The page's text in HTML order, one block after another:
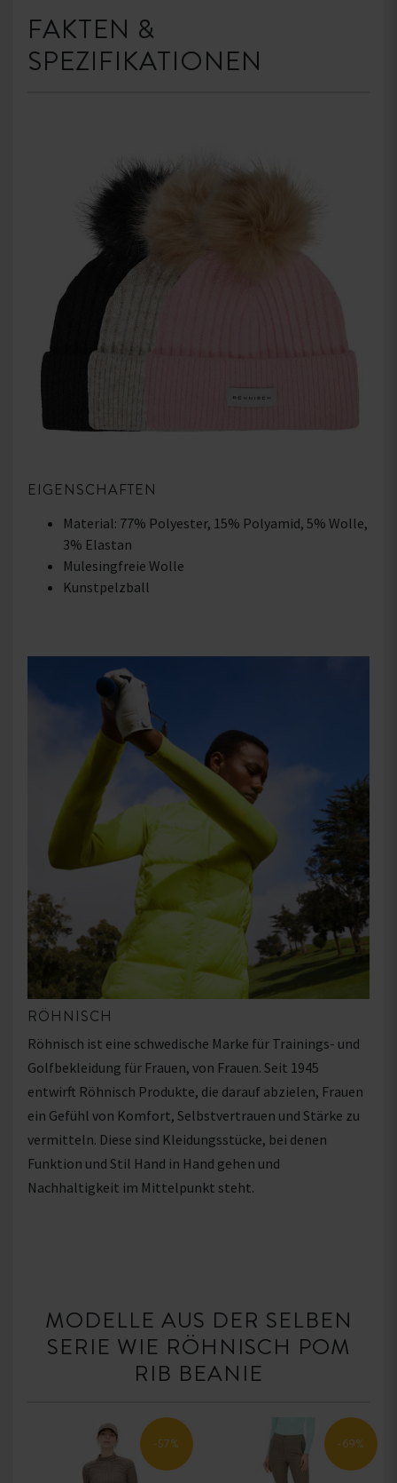
FAKTEN &
SPEZIFIKATIONEN
EIGENSCHAFTEN
Material: 77% Polyester, 15% Polyamid, 5% Wolle,
3% Elastan
Mulesingfreie Wolle
Kunstpelzball
RÖHNISCH
Röhnisch ist eine schwedische Marke für Trainings- und
Golfbekleidung für Frauen, von Frauen. Seit 1945
entwirft Röhnisch Produkte, die darauf abzielen, Frauen
ein Gefühl von Komfort, Selbstvertrauen und Stärke zu
vermitteln. Diese sind Kleidungsstücke, bei denen
Funktion und Stil Hand in Hand gehen und
Nachhaltigkeit im Mittelpunkt steht.
MODELLE AUS DER SELBEN
SERIE WIE RÖHNISCH POM
RIB BEANIE
-57% -69%